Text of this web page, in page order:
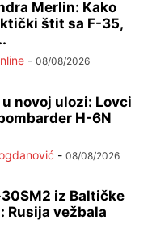
Merlin: Kako
štit sa F-35,
- 08/08/2026
novoj ulozi: Lovci
H-6N
- 08/08/2026
iz Baltičke
Rusija vežbala